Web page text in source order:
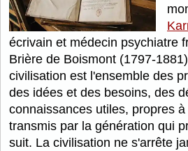
écrivain et médecin psychiatre
Brière de Boismont (1797-
civilisation est l'ensemble des
des idées et des besoins, des
connaissances utiles, propres
transmis par la génération qui
suit. La civilisation ne s'arrête